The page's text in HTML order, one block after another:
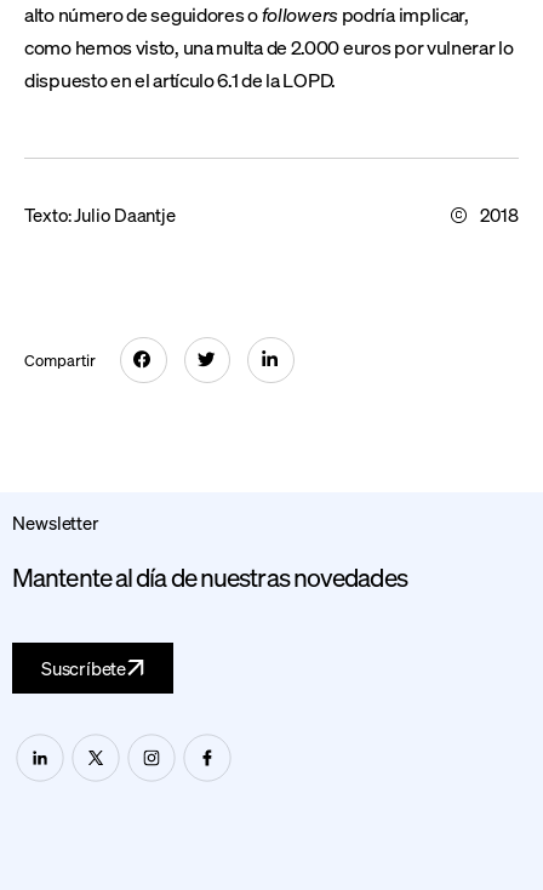
alto número de seguidores ofollowerspodría implicar,
como hemos visto, una multa de 2.000 euros por vulnerar lo
dispuesto en el artículo 6.1 de la LOPD.
Texto:Julio Daantje 2018
Compartir
Newsletter
Mantente al día de nuestras novedades
Suscríbete